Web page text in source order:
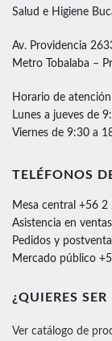
Salud e Higiene
Av. Providencia
Metro Tobalaba –
Horario de atención
Lunes a jueves de
Viernes de 9:30 a
TELÉFONOS
Mesa central +56
Asistencia en
Pedidos y
Mercado público
¿QUIERES
Ver catálogo de